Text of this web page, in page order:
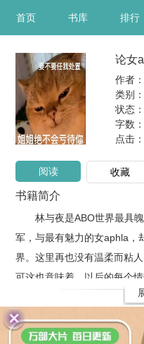
首页 书库 排行
论女
作者
类别
状态
字数
点击：
阅读 收藏
书籍简介
林与夜是ABO世界最具魄
军，与最有魅力的女aphla，
界。这里再也没有温柔而粘
可这也意味着，以后的每个
躁动难耐的灵魂。所以，一
合解决情热期，也是可以原
对待感情随便而凉薄，向导